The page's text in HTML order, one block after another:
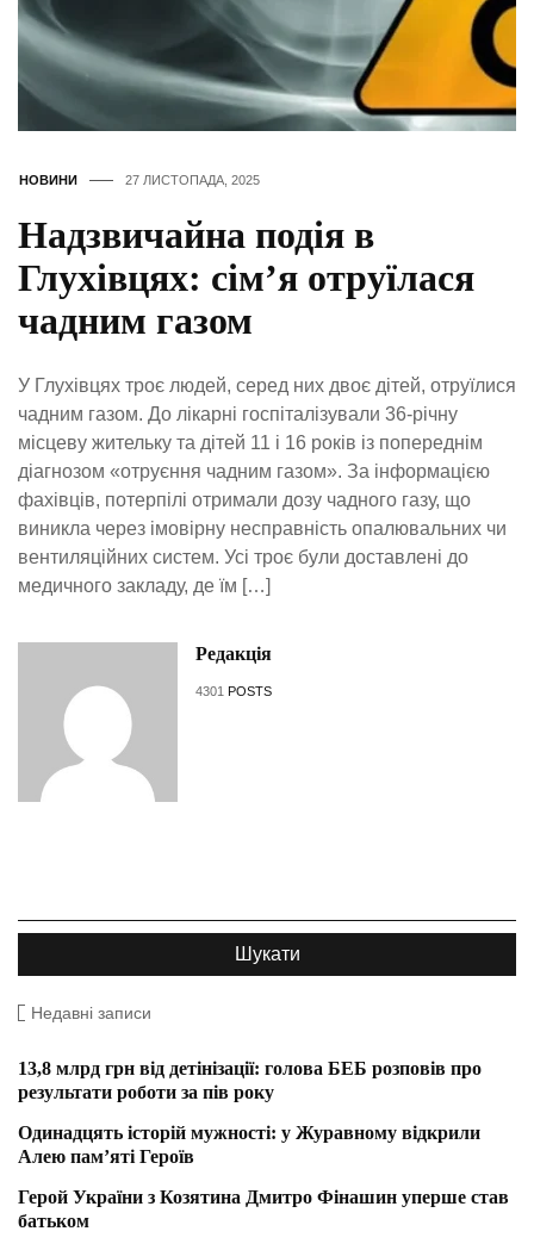
НОВИНИ 27 ЛИСТОПАДА, 2025
Надзвичайна подія в
Глухівцях: сім’я отруїлася
чадним газом
У Глухівцях троє людей, серед них двоє дітей, отруїлися
чадним газом. До лікарні госпіталізували 36-річну
місцеву жительку та дітей 11 і 16 років із попереднім
діагнозом «отруєння чадним газом». За інформацією
фахівців, потерпілі отримали дозу чадного газу, що
виникла через імовірну несправність опалювальних чи
вентиляційних систем. Усі троє були доставлені до
медичного закладу, де їм […]
Редакція
4301 POSTS
Недавні записи
13,8 млрд грн від детінізації: голова БЕБ розповів про
результати роботи за пів року
Одинадцять історій мужності: у Журавному відкрили
Алею пам’яті Героїв
Герой України з Козятина Дмитро Фінашин уперше став
батьком